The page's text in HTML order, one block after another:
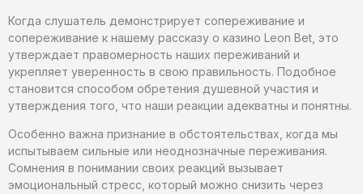
Когда слушатель демонстрирует сопереживание и
сопереживание к нашему рассказу о казино Leon Bet, это
утверждает правомерность наших переживаний и
укрепляет уверенность в свою правильность. Подобное
становится способом обретения душевной участия и
утверждения того, что наши реакции адекватны и понятны.
Особенно важна признание в обстоятельствах, когда мы
испытываем сильные или неоднозначные переживания.
Сомнения в понимании своих реакций вызывает
эмоциональный стресс, который можно снизить через